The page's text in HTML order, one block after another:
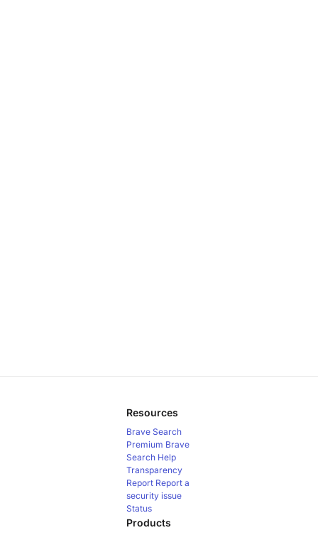
Resources
Brave Search
Premium Brave
Search Help
Transparency
Report Report a
security issue
Status
Products